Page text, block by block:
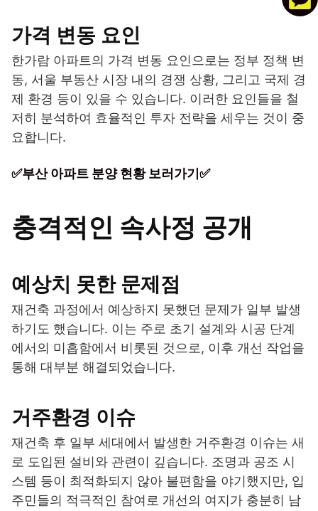
가격 변동 요인
한가람 아파트의 가격 변동 요인으로는 정부 정책 변
동, 서울 부동산 시장 내의 경쟁 상황, 그리고 국제 경
제 환경 등이 있을 수 있습니다. 이러한 요인들을 철
저히 분석하여 효율적인 투자 전략을 세우는 것이 중
요합니다.
✅부산 아파트 분양 현황 보러가기✅
충격적인 속사정 공개
예상치 못한 문제점
재건축 과정에서 예상하지 못했던 문제가 일부 발생
하기도 했습니다. 이는 주로 초기 설계와 시공 단계
에서의 미흡함에서 비롯된 것으로, 이후 개선 작업을
통해 대부분 해결되었습니다.
거주환경 이슈
재건축 후 일부 세대에서 발생한 거주환경 이슈는 새
로 도입된 설비와 관련이 깊습니다. 조명과 공조 시
스템 등이 최적화되지 않아 불편함을 야기했지만, 입
주민들의 적극적인 참여로 개선의 여지가 충분히 남